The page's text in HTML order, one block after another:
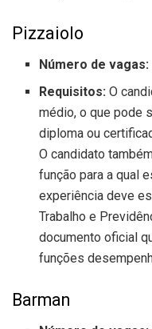
Pizzaiolo
Número de vagas:
Requisitos: O
médio, o que pode
diploma ou
O candidato
função para a qual
experiência deve
Trabalho e
documento oficial
funções
Barman